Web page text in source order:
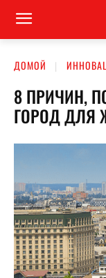
ДОМОЙ
8 ПРИЧИН,
ГОРОД ДЛЯ